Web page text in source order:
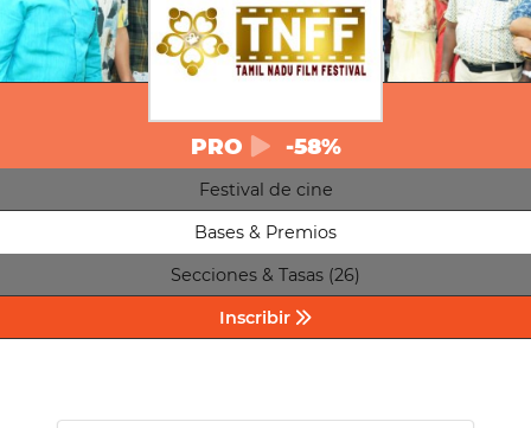
PRO -58%
Festival de cine
Bases & Premios
Secciones & Tasas (26)
Inscribir